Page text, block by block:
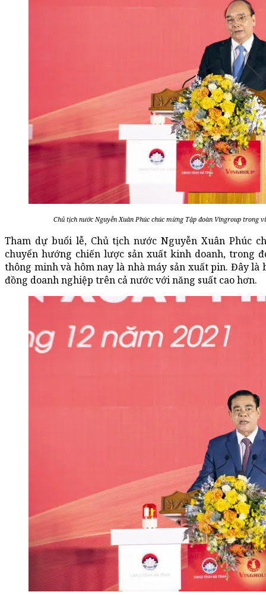
Chủ tịch nước Nguyễn Xuân Phúc chúc mừng Tập đoàn Vingroup trong
Tham dự buổi lễ, Chủ tịch nước Nguyễn Xuân Phúc
chuyển hướng chiến lược sản xuất kinh doanh, trong
thông minh và hôm nay là nhà máy sản xuất pin. Đây là
đồng doanh nghiệp trên cả nước với năng suất cao hơn.